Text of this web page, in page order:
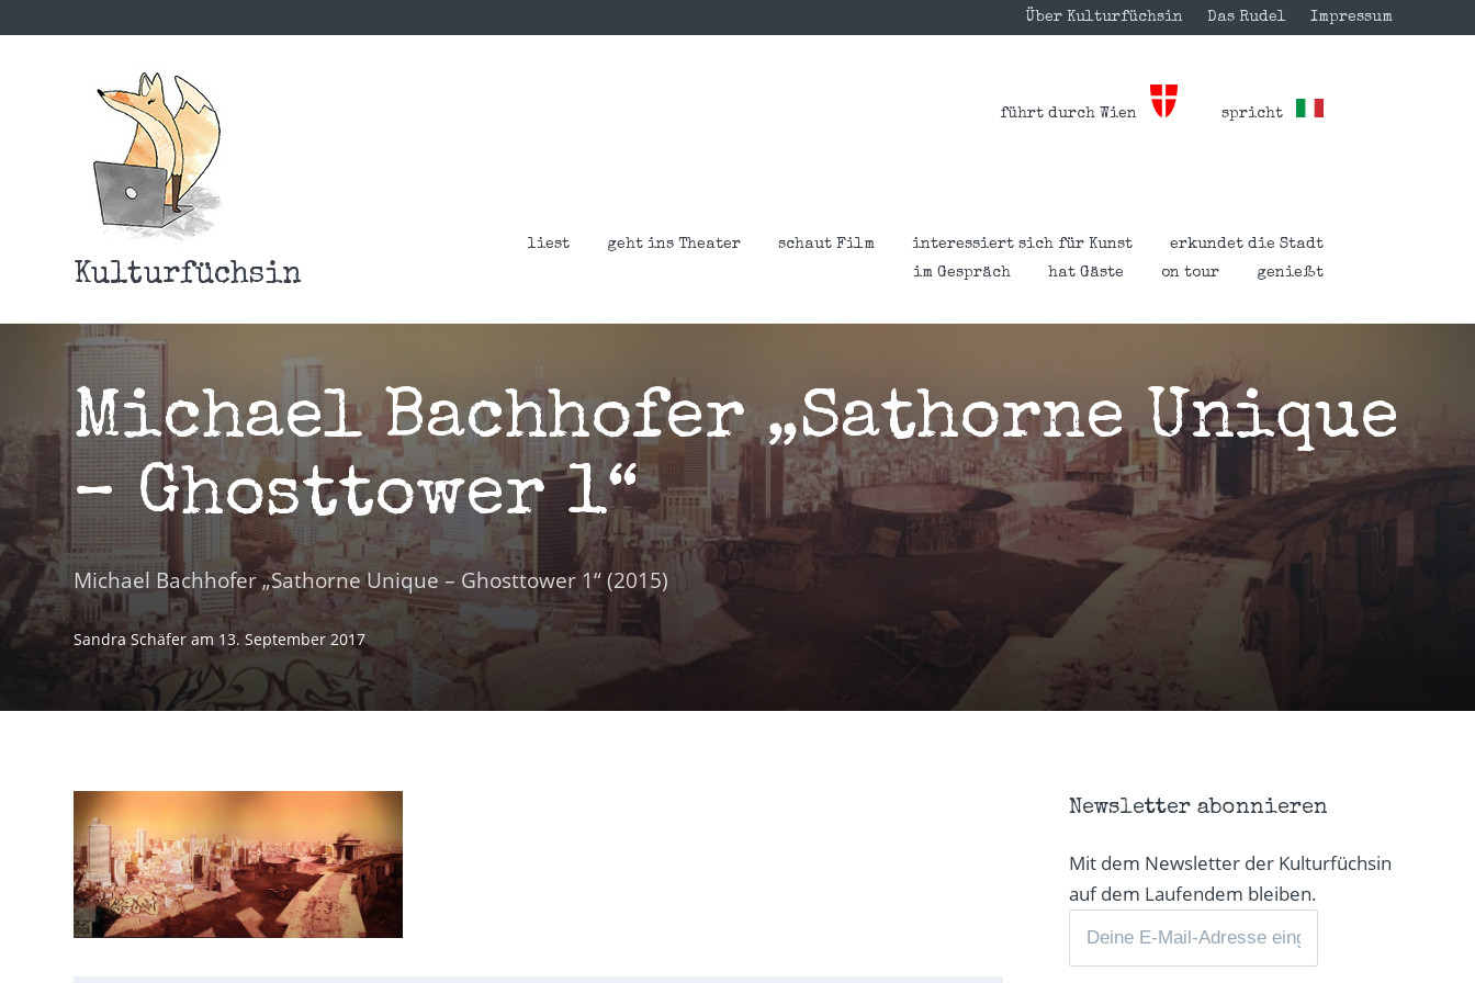
Über Kulturfüchsin Das Rudel Impressum
Kulturfüchsin
führt durch Wien spricht
liest geht ins Theater schaut Film interessiert sich für Kunst
erkundet die Stadt
im Gespräch
hat Gäste on tour genießt
Michael Bachhofer „Sathorne Unique
– Ghosttower 1“
Michael Bachhofer „Sathorne Unique – Ghosttower 1“ (2015)
Sandra Schäferam 13. September 2017
Newsletter abonnieren
Mit dem Newsletter der Kulturfüchsin
auf dem Laufendem bleiben.